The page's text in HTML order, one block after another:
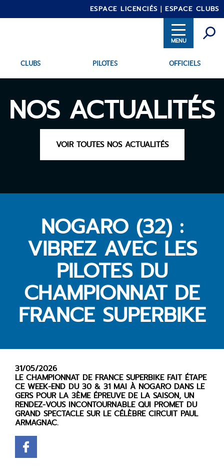
au
INTRANET
ESPACE LICENCIÉS ESPACE CLUBS
CLUBS PILOTES OFFICIELS
NOS ACTUALITÉS
VOIR TOUTES NOS ACTUALITÉS
NOGARO (32) :
VIBREZ AVEC LES
PILOTES DU
CHAMPIONNAT DE
FRANCE SUPERBIKE
31/05/2026
LE CHAMPIONNAT DE FRANCE SUPERBIKE FAIT ÉTAPE
CE WEEK-END DU 30 & 31 MAI À NOGARO DANS LE
GERS POUR LA 3ÈME ÉPREUVE DE LA SAISON, UN
RENDEZ-VOUS INCONTOURNABLE QUI PROMET DU
GRAND SPECTACLE SUR LE CÉLÈBRE CIRCUIT PAUL
ARMAGNAC.